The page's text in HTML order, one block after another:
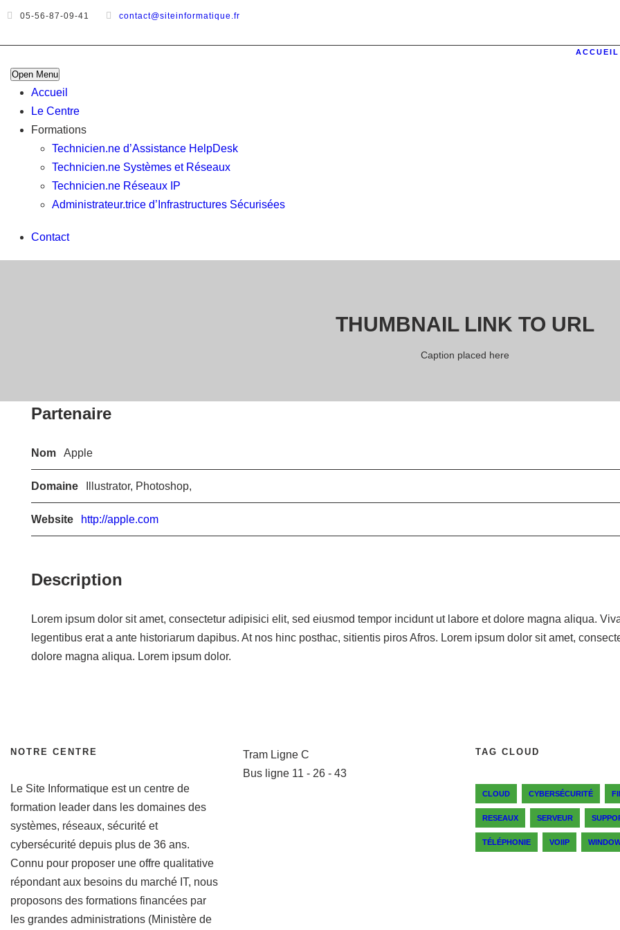
05-56-87-09-41 contact@siteinformatique.fr
Open Menu
Accueil
Le Centre
Formations
Technicien.ne d’Assistance HelpDesk
Technicien.ne Systèmes et Réseaux
Technicien.ne Réseaux IP
Administrateur.trice d’Infrastructures Sécurisées
Contact
ACCUEIL
THUMBNAIL LINK TO URL
Caption placed here
Partenaire
Nom Apple
Domaine Illustrator, Photoshop,
Website http://apple.com
Description
Lorem ipsum dolor sit amet, consectetur adipisici elit, sed eiusmod tempor incidunt ut labore et dolore magna aliqua.
legentibus erat a ante historiarum dapibus. At nos hinc posthac, sitientis piros Afros. Lorem ipsum dolor sit amet,
dolore magna aliqua. Lorem ipsum dolor.
NOTRE CENTRE
Le Site Informatique est un centre de
formation leader dans les domaines des
systèmes, réseaux, sécurité et
cybersécurité depuis plus de 36 ans.
Connu pour proposer une offre qualitative
répondant aux besoins du marché IT, nous
proposons des formations financées par
les grandes administrations (Ministère de
Tram Ligne C
Bus ligne 11 - 26 - 43
TAG CLOUD
CLOUD CYBERSÉCURITÉ
RESEAUX SERVEUR
TÉLÉPHONIE VOIIP